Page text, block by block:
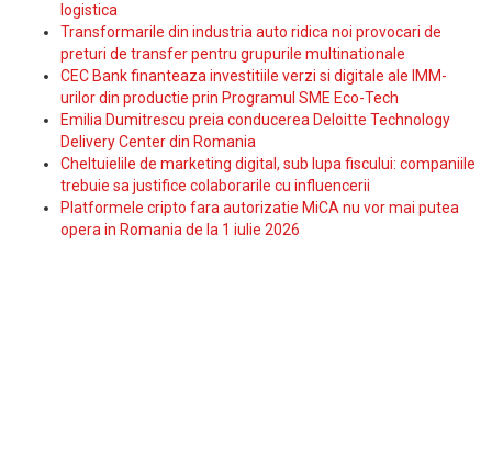
logistica
Transformarile din industria auto ridica noi provocari de
preturi de transfer pentru grupurile multinationale
CEC Bank finanteaza investitiile verzi si digitale ale IMM-
urilor din productie prin Programul SME Eco-Tech
Emilia Dumitrescu preia conducerea Deloitte Technology
Delivery Center din Romania
Cheltuielile de marketing digital, sub lupa fiscului: companiile
trebuie sa justifice colaborarile cu influencerii
Platformele cripto fara autorizatie MiCA nu vor mai putea
opera in Romania de la 1 iulie 2026